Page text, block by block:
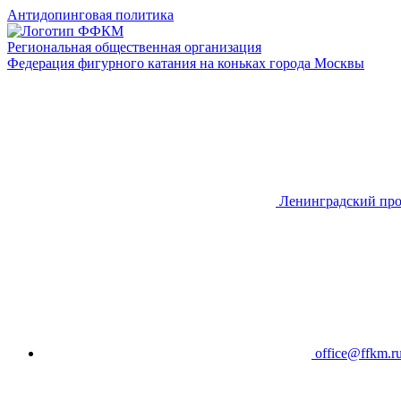
Антидопинговая политика
Региональная общественная организация
Федерация фигурного катания на коньках города Москвы
Ленинградский
office@ffkm.ru